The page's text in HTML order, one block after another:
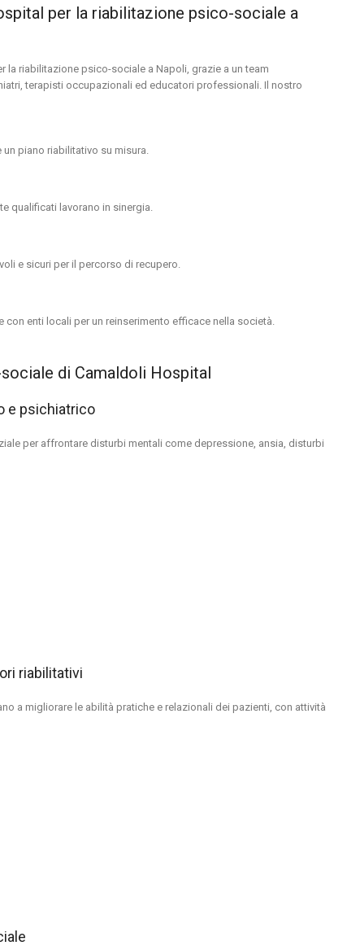
per la riabilitazione psico-sociale a
la riabilitazione psico-sociale a Napoli, grazie a un team
terapisti occupazionali ed educatori professionali. Il nostro
un piano riabilitativo su misura.
qualificati lavorano in sinergia.
e sicuri per il percorso di recupero.
con enti locali per un reinserimento efficace nella società.
di Camaldoli Hospital
e psichiatrico
per affrontare disturbi mentali come depressione, ansia, disturbi
riabilitativi
a migliorare le abilità pratiche e relazionali dei pazienti, con attività